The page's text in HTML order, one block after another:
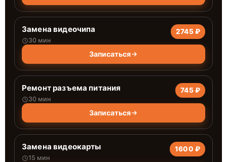
Замена видеочипа
30 мин
2745 ₽
Записаться
Ремонт разъема питания
30 мин
745 ₽
Записаться
Замена видеокарты
15 мин
1600 ₽